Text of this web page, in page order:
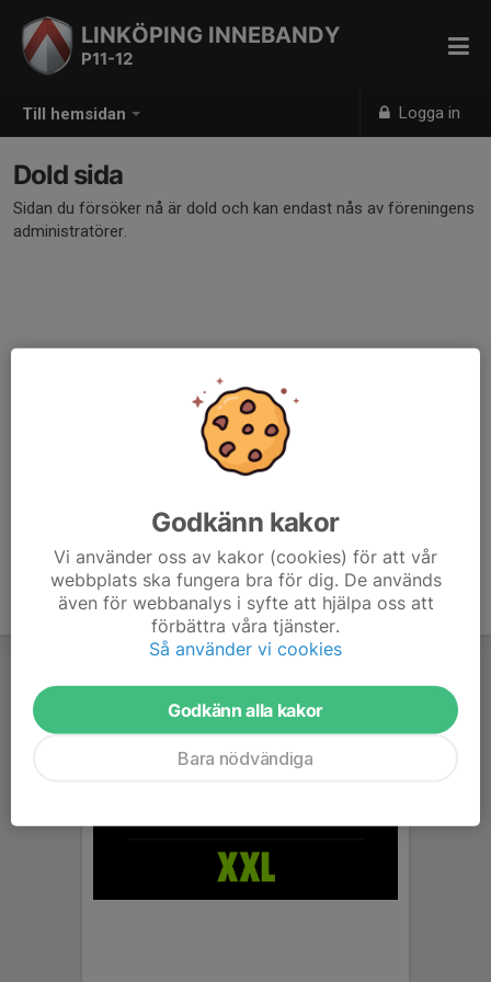
Till hemsidan Logga in
LINKÖPING INNEBANDY
P11-12
Dold sida
Sidan du försöker nå är dold och kan endast nås av föreningens
administratörer.
Godkänn kakor
Vi använder oss av kakor (cookies) för att vår
webbplats ska fungera bra för dig. De används
även för webbanalys i syfte att hjälpa oss att
förbättra våra tjänster.
Så använder vi cookies
Godkänn alla kakor
Bara nödvändiga